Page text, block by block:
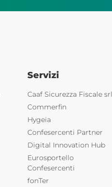
Servizi
Caaf Sicurezza Fiscale srl
Commerfin
Hygeia
Confesercenti Partner
Digital Innovation Hub
Eurosportello
Confesercenti
fonTer